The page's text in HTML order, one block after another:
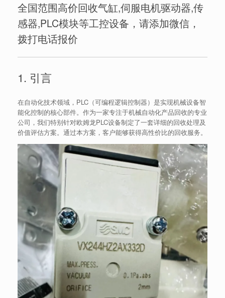
全国范围高价回收气缸,伺服电机驱动器,传
感器,PLC模块等工控设备，请添加微信，
拨打电话报价
1. 引言
在自动化技术领域，PLC（可编程逻辑控制器）是实现机械设备智
能化控制的核心部件。作为一家专注于机械自动化产品回收的专业
公司，我们特别针对欧姆龙PLC设备制定了一套详细的回收处理及
价值评估方案。通过本方案，客户能够获得高性价比的回收服务。